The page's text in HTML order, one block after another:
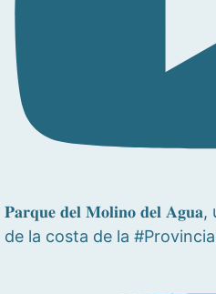
𝐏𝐚𝐫𝐪𝐮𝐞 𝐝𝐞𝐥 𝐌𝐨𝐥𝐢𝐧𝐨 𝐝𝐞𝐥
de la costa de la